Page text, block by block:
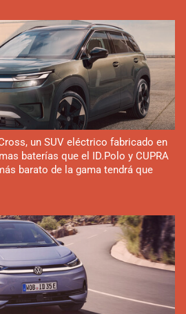
un SUV eléctrico fabricado en
baterías que el ID.Polo y CUPRA
barato de la gama tendrá que